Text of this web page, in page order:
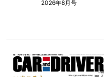
2026年8月号